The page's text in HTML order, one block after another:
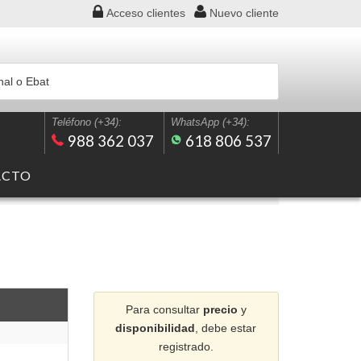
Acceso clientes Nuevo cliente
Teléfono (+34):
988 362 037
WhatsApp (+34):
618 806 537
Para consultar precio y
disponibilidad , debe estar
registrado.